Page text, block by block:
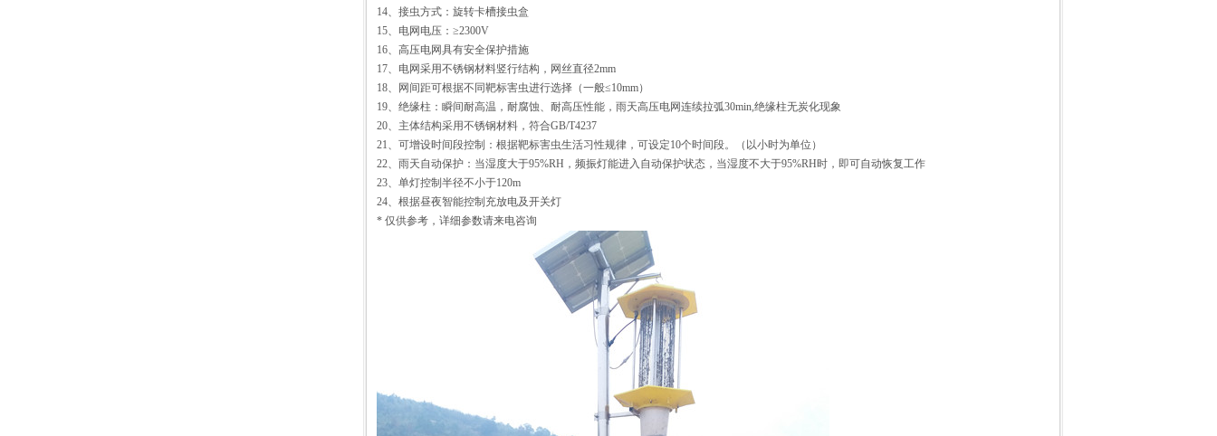
14、接虫方式：旋转卡槽接虫盒
15、电网电压：≥2300V
16、高压电网具有安全保护措施
17、电网采用不锈钢材料竖行结构，网丝直径2mm
18、网间距可根据不同靶标害虫进行选择（一般≤10mm）
19、绝缘柱：瞬间耐高温，耐腐蚀、耐高压性能，雨天高压电网连续拉弧30min,绝缘柱无炭化现象
20、主体结构采用不锈钢材料，符合GB/T4237
21、可增设时间段控制：根据靶标害虫生活习性规律，可设定10个时间段。（以小时为单位）
22、雨天自动保护：当湿度大于95%RH，频振灯能进入自动保护状态，当湿度不大于95%RH时，即可自动恢复工作
23、单灯控制半径不小于120m
24、根据昼夜智能控制充放电及开关灯
* 仅供参考，详细参数请来电咨询